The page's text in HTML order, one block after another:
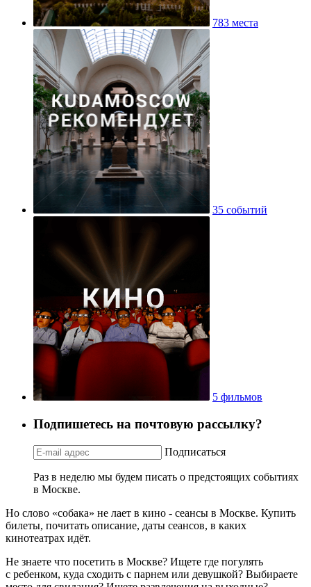
783 места
35 событий
5 фильмов
Подпишетесь на почтовую рассылку?
Подписаться
Раз в неделю мы будем писать о предстоящих событиях
в Москве.
Но слово «собака» не лает в кино - сеансы в Москве. Купить
билеты, почитать описание, даты сеансов, в каких
кинотеатрах идёт.
Не знаете что посетить в Москве? Ищете где погулять
с ребенком, куда сходить с парнем или девушкой? Выбираете